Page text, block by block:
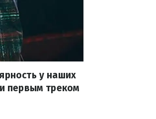
у наших
первым треком